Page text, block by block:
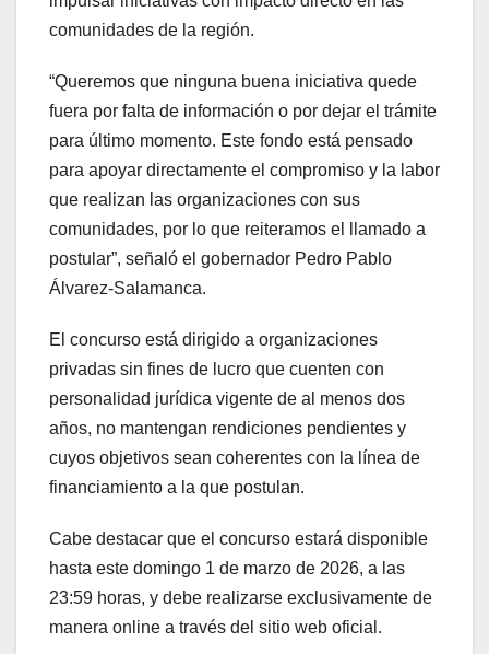
comunidades de la región.
“Queremos que ninguna buena iniciativa quede
fuera por falta de información o por dejar el trámite
para último momento. Este fondo está pensado
para apoyar directamente el compromiso y la labor
que realizan las organizaciones con sus
comunidades, por lo que reiteramos el llamado a
postular”, señaló el gobernador Pedro Pablo
Álvarez-Salamanca.
El concurso está dirigido a organizaciones
privadas sin fines de lucro que cuenten con
personalidad jurídica vigente de al menos dos
años, no mantengan rendiciones pendientes y
cuyos objetivos sean coherentes con la línea de
financiamiento a la que postulan.
Cabe destacar que el concurso estará disponible
hasta este domingo 1 de marzo de 2026, a las
23:59 horas, y debe realizarse exclusivamente de
manera online a través del sitio web oficial.